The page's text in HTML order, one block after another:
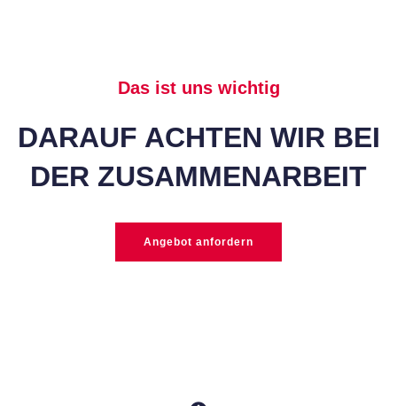
Das ist uns wichtig
DARAUF ACHTEN WIR BEI
DER ZUSAMMENARBEIT
Angebot anfordern